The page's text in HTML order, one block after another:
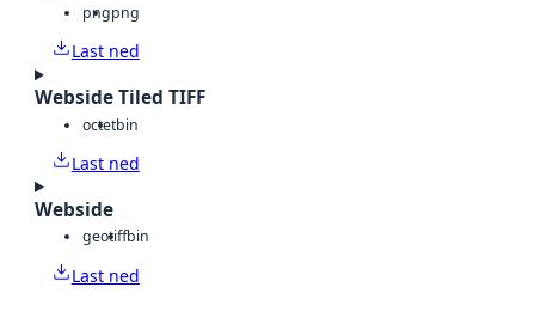
pngpng
Last ned
Webside Tiled TIFF
octetbin
Last ned
Webside
geotiffbin
Last ned